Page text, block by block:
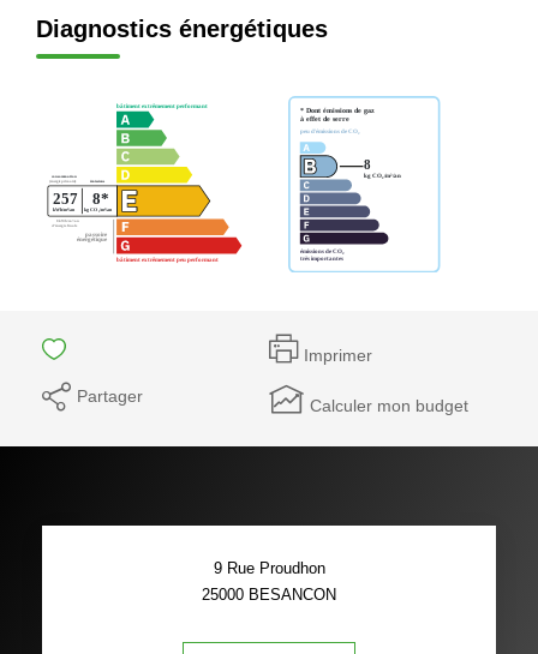
Diagnostics énergétiques
Imprimer
Partager Calculer mon budget
9 Rue Proudhon
25000 BESANCON